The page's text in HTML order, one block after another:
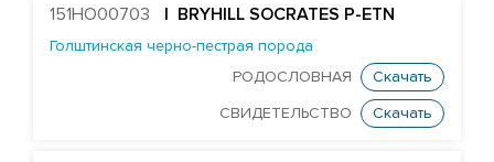
151HO00703 | BRYHILL SOCRATES P-ETN
Голштинская черно-пестрая порода
РОДОСЛОВНАЯ
Скачать
СВИДЕТЕЛЬСТВО Скачать